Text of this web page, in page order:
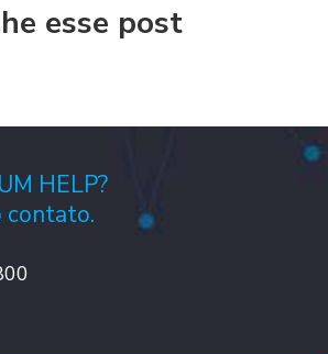
esse post
HELP?
contato.